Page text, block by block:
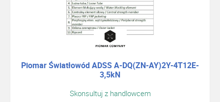
Piomar Światłowód ADSS A-DQ(ZN-AY)2Y-4T12E-
3,5kN
Skonsultuj z handlowcem